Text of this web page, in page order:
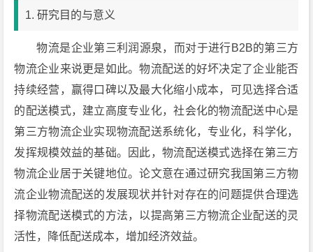
1. 研究目的与意义
物流是企业第三利润源泉，而对于进行B2B的第三方
物流企业来说更是如此。物流配送的好坏决定了企业能否
持续经营，赢得口碑以及最大化缩小成本，可见选择合适
的配送模式，建立高度专业化，社会化的物流配送中心是
第三方物流企业实现物流配送系统化，专业化，科学化，
发挥规模效益的基础。因此，物流配送模式选择在第三方
物流企业居于关键地位。论文意在通过研究我国第三方物
流企业物流配送的发展现状并针对存在的问题提供合理选
择物流配送模式的方法，以提高第三方物流企业配送的灵
活性，降低配送成本，增加经济效益。